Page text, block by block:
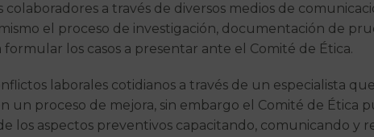
a través de diversos medios de
el proceso de investigación, documentación de
los casos a presentar ante el Comité de Ética.
laborales cotidianos a través de un especialista
un proceso de mejora, sin embargo el Comité de Ética
los aspectos preventivos capacitando, comunicando y